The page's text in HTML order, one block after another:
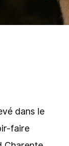
dans le
faire